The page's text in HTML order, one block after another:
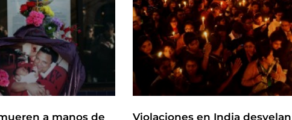
a manos de
Violaciones en India